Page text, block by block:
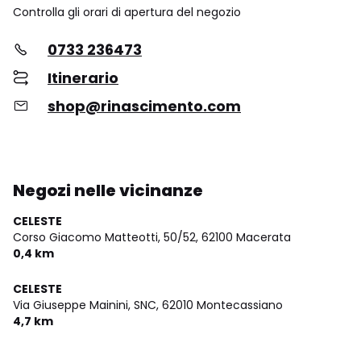
Controlla gli orari di apertura del negozio
0733 236473
Itinerario
shop@rinascimento.com
Negozi nelle vicinanze
CELESTE
Corso Giacomo Matteotti, 50/52, 62100 Macerata
0,4 km
CELESTE
Via Giuseppe Mainini, SNC, 62010 Montecassiano
4,7 km